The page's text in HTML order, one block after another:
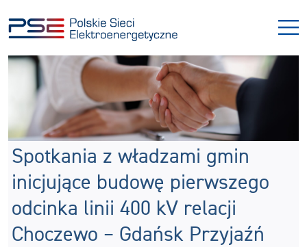
do
menu
do
treści
Spotkania z władzami gmin
inicjujące budowę pierwszego
odcinka linii 400 kV relacji
Choczewo – Gdańsk Przyjaźń